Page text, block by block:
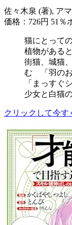
佐々木泉 (著), ア
価格：726円 51％
猫にとって
植物がある
街猫、城猫
む 「羽のお
「まっすぐ
少女と白猫
クリックして今す